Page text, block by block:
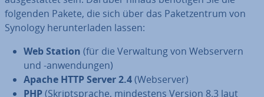
folgenden Pakete, die sich über das Pa­ket­zen­trum von
Synology her­un­ter­la­den lassen:
Web Station (für die Ver­wal­tung von Web­ser­vern
und -an­wen­dun­gen)
Apache HTTP Server 2.4(Webserver)
PHP(Skript­spra­che, min­des­tens Version 8.3 laut